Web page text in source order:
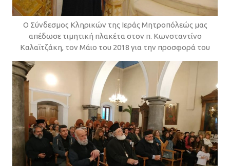
Ο Σύνδεσμος Κληρικών της Ιεράς Μητροπόλεώς μας
απέδωσε τιμητική πλακέτα στον π. Κωνσταντίνο
Καλαϊτζάκη, τον Μάιο του 2018 για την προσφορά του